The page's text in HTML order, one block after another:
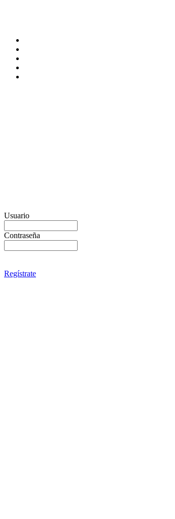
Usuario
Contraseña
Regístrate